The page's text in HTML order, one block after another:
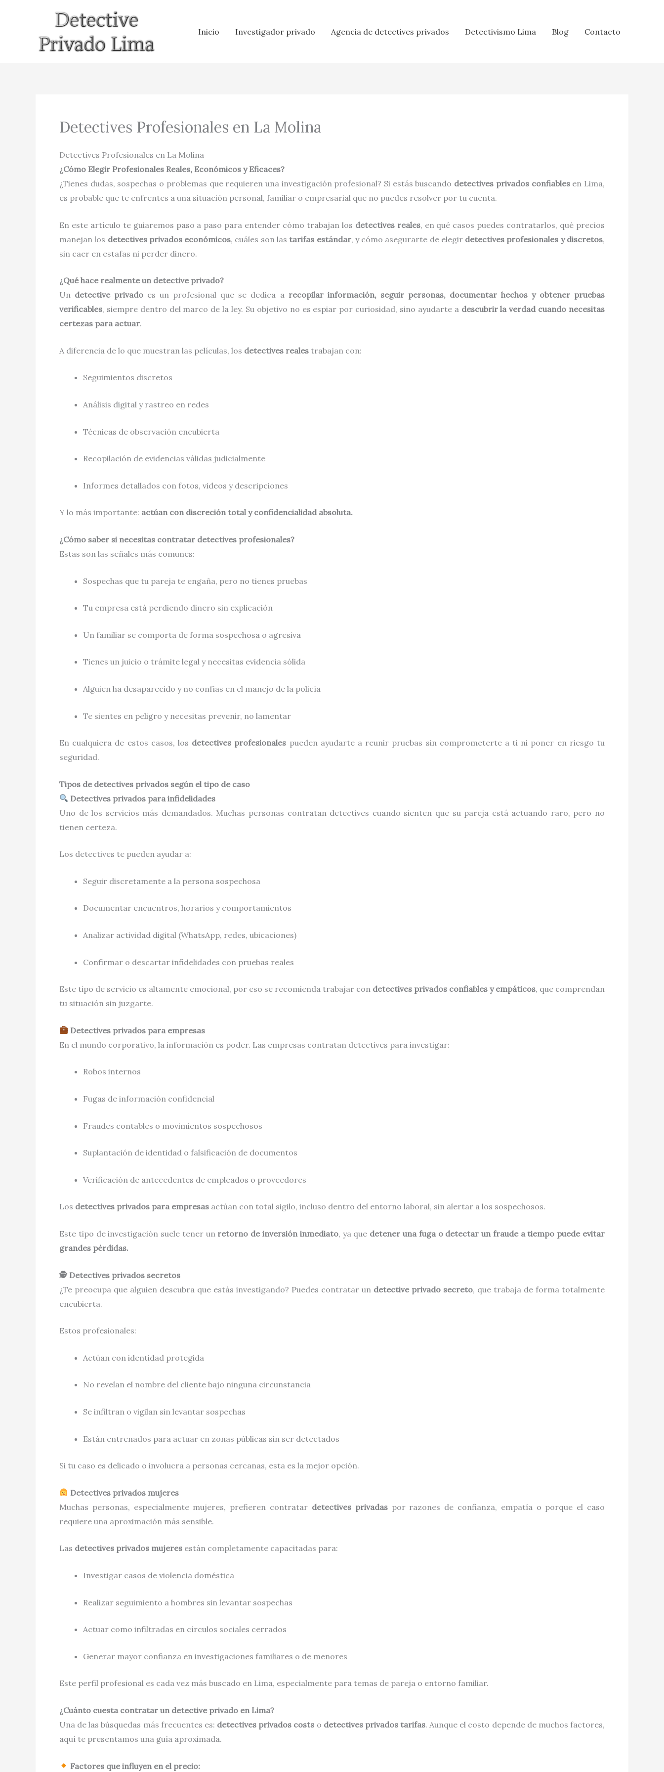
Inicio Investigador privado Agencia de detectives privados Detectivismo Lima Blog Contacto
Detectives Profesionales en La Molina
Detectives Profesionales en La Molina
¿Cómo Elegir Profesionales Reales, Económicos y Eficaces?
¿Tienes dudas, sospechas o problemas que requieren una investigación profesional? Si estás buscando detectives privados confiablesen Lima,
es probable que te enfrentes a una situación personal, familiar o empresarial que no puedes resolver por tu cuenta.
En este artículo te guiaremos paso a paso para entender cómo trabajan los detectives reales, en qué casos puedes contratarlos, qué precios
manejan los detectives privados económicos, cuáles son las tarifas estándar, y cómo asegurarte de elegir detectives profesionales y discretos,
sin caer en estafas ni perder dinero.
¿Qué hace realmente un detective privado?
Un detective privado es un profesional que se dedica a recopilar información, seguir personas, documentar hechos y obtener pruebas
verificables, siempre dentro del marco de la ley. Su objetivo no es espiar por curiosidad, sino ayudarte a descubrir la verdad cuando necesitas
certezas para actuar.
A diferencia de lo que muestran las películas, los detectives reales trabajan con:
Seguimientos discretos
Análisis digital y rastreo en redes
Técnicas de observación encubierta
Recopilación de evidencias válidas judicialmente
Informes detallados con fotos, videos y descripciones
Y lo más importante: actúan con discreción total y confidencialidad absoluta.
¿Cómo saber si necesitas contratar detectives profesionales?
Estas son las señales más comunes:
Sospechas que tu pareja te engaña, pero no tienes pruebas
Tu empresa está perdiendo dinero sin explicación
Un familiar se comporta de forma sospechosa o agresiva
Tienes un juicio o trámite legal y necesitas evidencia sólida
Alguien ha desaparecido y no confías en el manejo de la policía
Te sientes en peligro y necesitas prevenir, no lamentar
En cualquiera de estos casos, los detectives profesionales pueden ayudarte a reunir pruebas sin comprometerte a ti ni poner en riesgo tu
seguridad.
Tipos de detectives privados según el tipo de caso
Detectives privados para infidelidades
Uno de los servicios más demandados. Muchas personas contratan detectives cuando sienten que su pareja está actuando raro, pero no
tienen certeza.
Los detectives te pueden ayudar a:
Seguir discretamente a la persona sospechosa
Documentar encuentros, horarios y comportamientos
Analizar actividad digital (WhatsApp, redes, ubicaciones)
Confirmar o descartar infidelidades con pruebas reales
Este tipo de servicio es altamente emocional, por eso se recomienda trabajar con detectives privados confiables y empáticos, que comprendan
tu situación sin juzgarte.
Detectives privados para empresas
En el mundo corporativo, la información es poder. Las empresas contratan detectives para investigar:
Robos internos
Fugas de información confidencial
Fraudes contables o movimientos sospechosos
Suplantación de identidad o falsificación de documentos
Verificación de antecedentes de empleados o proveedores
Los detectives privados para empresas actúan con total sigilo, incluso dentro del entorno laboral, sin alertar a los sospechosos.
Este tipo de investigación suele tener un retorno de inversión inmediato, ya que detener una fuga o detectar un fraude a tiempo puede evitar
grandes pérdidas.
🕵️ Detectives privados secretos
¿Te preocupa que alguien descubra que estás investigando? Puedes contratar un detective privado secreto, que trabaja de forma totalmente
encubierta.
Estos profesionales:
Actúan con identidad protegida
No revelan el nombre del cliente bajo ninguna circunstancia
Se infiltran o vigilan sin levantar sospechas
Están entrenados para actuar en zonas públicas sin ser detectados
Si tu caso es delicado o involucra a personas cercanas, esta es la mejor opción.
Detectives privados mujeres
Muchas personas, especialmente mujeres, prefieren contratar detectives privadaspor razones de confianza, empatía o porque el caso
requiere una aproximación más sensible.
Las detectives privados mujeres están completamente capacitadas para:
Investigar casos de violencia doméstica
Realizar seguimiento a hombres sin levantar sospechas
Actuar como infiltradas en círculos sociales cerrados
Generar mayor confianza en investigaciones familiares o de menores
Este perfil profesional es cada vez más buscado en Lima, especialmente para temas de pareja o entorno familiar.
¿Cuánto cuesta contratar un detective privado en Lima?
Una de las búsquedas más frecuentes es: detectives privados costs o detectives privados tarifas. Aunque el costo depende de muchos factores,
aquí te presentamos una guía aproximada.
Factores que influyen en el precio: